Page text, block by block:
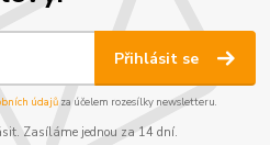
Přihlásit se
údajůza účelem rozesílky newsletteru.
Zasíláme jednou za 14 dní.